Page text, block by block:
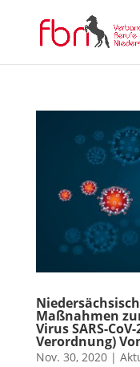
Maßnahmen
Virus SARS-
Verordnung)
Nov. 30, 2020|